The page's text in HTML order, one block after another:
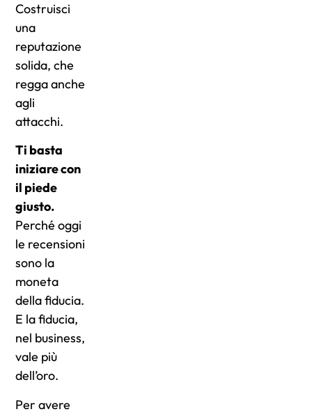
Costruisci
una
reputazione
solida, che
regga anche
agli
attacchi.
Ti basta
iniziare con
il piede
giusto.
Perché oggi
le recensioni
sono la
moneta
della fiducia.
E la fiducia,
nel business,
vale più
dell’oro.
Per avere